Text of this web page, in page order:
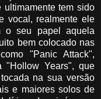
ultimamente tem sido
vocal, realmente ele
o seu papel aquela
bem colocado nas
"Panic Attack",
"Hollow Years", que
na sua versão
e maiores solos de